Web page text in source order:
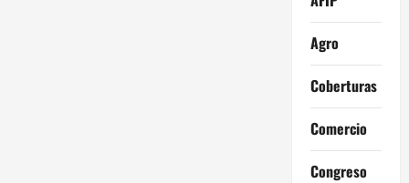
Agro
Coberturas
Comercio
Congreso